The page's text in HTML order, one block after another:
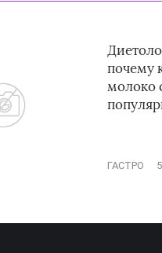
почему
молоко
ГАСТРО